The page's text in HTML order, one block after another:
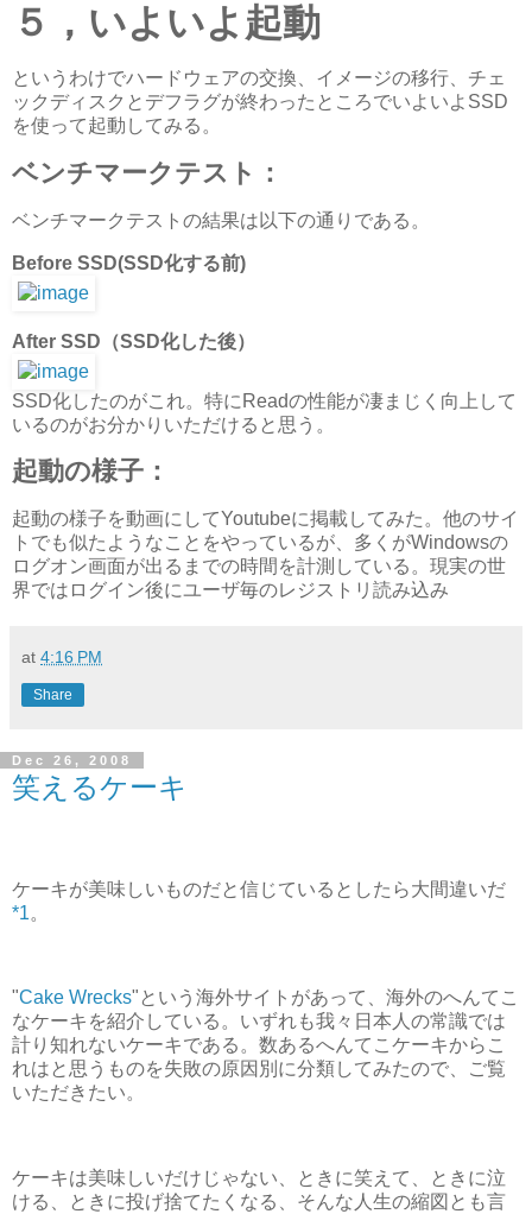
５，いよいよ起動
というわけでハードウェアの交換、イメージの移行、チェ
ックディスクとデフラグが終わったところでいよいよSSD
を使って起動してみる。
ベンチマークテスト：
ベンチマークテストの結果は以下の通りである。
Before SSD(SSD化する前)
After SSD（SSD化した後）
SSD化したのがこれ。特にReadの性能が凄まじく向上して
いるのがお分かりいただけると思う。
起動の様子：
起動の様子を動画にしてYoutubeに掲載してみた。他のサイ
トでも似たようなことをやっているが、多くがWindowsの
ログオン画面が出るまでの時間を計測している。現実の世
界ではログイン後にユーザ毎のレジストリ読み込み
at 4:16 PM
Share
Dec 26, 2008
笑えるケーキ
ケーキが美味しいものだと信じているとしたら大間違いだ
*1。
"Cake Wrecks"という海外サイトがあって、海外のへんてこ
なケーキを紹介している。いずれも我々日本人の常識では
計り知れないケーキである。数あるへんてこケーキからこ
れはと思うものを失敗の原因別に分類してみたので、ご覧
いただきたい。
ケーキは美味しいだけじゃない、ときに笑えて、ときに泣
ける、ときに投げ捨てたくなる、そんな人生の縮図とも言